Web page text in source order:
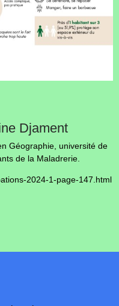
Djament
Géographie, université de
de la Maladrerie.
2024-1-page-147.html